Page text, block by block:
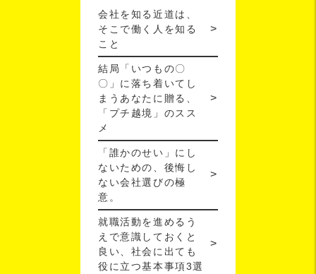
会社を知る近道は、
そこで働く人を知る
こと
結局「いつもの〇
〇」に落ち着いてし
まうあなたに贈る、
「プチ越境」のスス
メ
「誰かのせい」にし
ないための、後悔し
ない会社選びの極
意。
就職活動を進めるう
えで意識しておくと
良い、社会に出ても
役に立つ基本事項3選